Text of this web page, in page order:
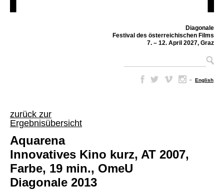
Diagonale
Festival des österreichischen Films
7. – 12. April 2027, Graz
– English
zurück zur
Ergebnisübersicht
Aquarena
Innovatives Kino kurz, AT 2007,
Farbe, 19 min., OmeU
Diagonale 2013